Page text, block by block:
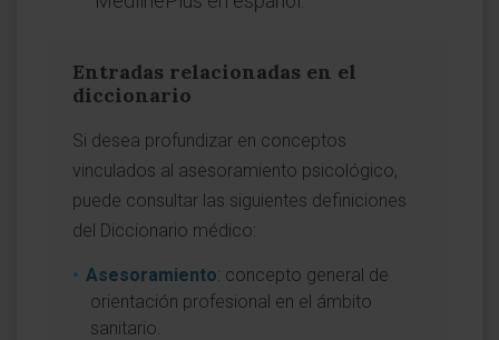
Entradas relacionadas en el
diccionario
Si desea profundizar en conceptos
vinculados al asesoramiento psicológico,
puede consultar las siguientes definiciones
del Diccionario médico:
Asesoramiento: concepto general de
orientación profesional en el ámbito
sanitario.